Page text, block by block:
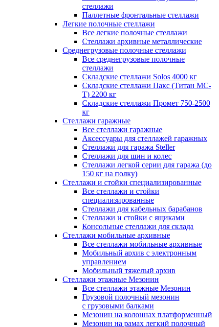
стеллажи
Паллетные фронтальные стеллажи
Легкие полочные стеллажи
Все легкие полочные стеллажи
Стеллажи архивные металлические
Среднегрузовые полочные стеллажи
Все среднегрузовые полочные
стеллажи
Складские стеллажи Solos 4000 кг
Складские стеллажи Пакс (Титан МС-
Т) 2200 кг
Складские стеллажи Промет 750-2500
кг
Стеллажи гаражные
Все стеллажи гаражные
Аксессуары для стеллажей гаражных
Стеллажи для гаража Steller
Стеллажи для шин и колес
Стеллажи легкой серии для гаража (до
150 кг на полку)
Стеллажи и стойки специализированные
Все стеллажи и стойки
специализированные
Стеллажи для кабельных барабанов
Стеллажи и стойки с ящиками
Консольные стеллажи для склада
Стеллажи мобильные архивные
Все стеллажи мобильные архивные
Мобильный архив с электронным
управлением
Мобильный тяжелый архив
Стеллажи этажные Мезонин
Все стеллажи этажные Мезонин
Грузовой полочный мезонин
с грузовыми балками
Мезонин на колоннах платформенный
Мезонин на рамах легкий полочный